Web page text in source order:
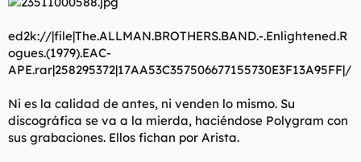
ed2k://|file|The.ALLMAN.BROTHERS.BAND.-.Enlightened.R
ogues.(1979).EAC-
APE.rar|258295372|17AA53C357506677155730E3F13A95FF|/
Ni es la calidad de antes, ni venden lo mismo. Su
discográfica se va a la mierda, haciéndose Polygram con
sus grabaciones. Ellos fichan por Arista.